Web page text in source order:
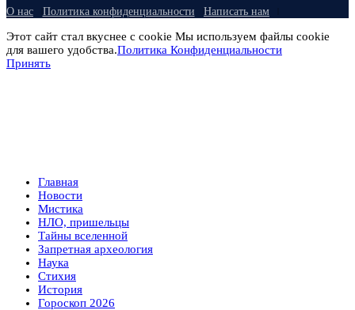
О нас Политика конфиденциальности Написать нам
Этот сайт стал вкуснее с cookie Мы используем файлы cookie
для вашего удобства.Политика Конфиденциальности
Принять
Главная
Новости
Мистика
НЛО, пришельцы
Тайны вселенной
Запретная археология
Наука
Стихия
История
Гороскоп 2026